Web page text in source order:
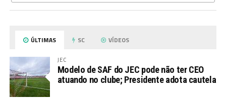
ÚLTIMAS SC VÍDEOS
JEC
Modelo de SAF do JEC pode não ter CEO
atuando no clube; Presidente adota cautela